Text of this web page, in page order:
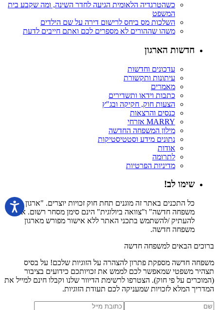
כשהטרגדיה הלאומית הגיעה לחדר השינה, ומה שקבע בית
המשפט
השלכות מס ביחס לרישום דירה על שם הילדים
משהו שההורים לא מספרים לכם ואתם חייבים לדעת
חדשות הארגון
עדכונים וחדשות
עיתונות ותקשורת
מאמרים
כתבות וידאו ותשדירים
הצעות חוק, חקיקה ובג"ץ
כנסים והרצאות
MARRY אזרחי
מילון המשפחה החדשה
נתונים מידע וסטטיסטיקות
אודות
לתרומה
מדיניות הפרטיות
שימו לב!
כל התכנים באתר זה מוגנים תחת חוק זכויות יוצרים. "ארגון
משפחה חדשה" ו"צוואה ביולוגית" הינם סימן מסחר רשום. אין
להעתיק /להשתמש בתכני האתר ללא אישור מפורש מארגון
משפחה חדשה.
ברוכים הבאים למשפחה חדשה
משפחה חדשה מספקת פתרון להצהרה על הזוגיות שלכם! על בסיס
תצהיר משפטי שמאפשר לכם לממש את זכויותכם כידועים בציבור
(המוכרים על פי חוק). הצטרפו לרשימת הדיוור שלנו וקבלו חינם למייל את
המדריך המלא לזכויות שמעניקה לכם תעודת הזוגיות.